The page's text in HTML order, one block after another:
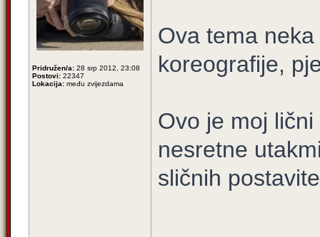
Pridružen/a: 28 srp 2012, 23:08
Postovi: 22347
Lokacija: među zvijezdama
Ova tema
koreografije,
Ovo je moj
nesretne
sličnih